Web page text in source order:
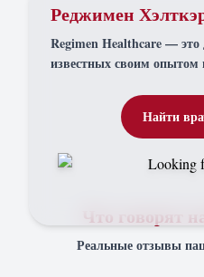
Реджимен
Regimen Healthcare —
известных своим опытом
Найти
Что говорят
Реальные отзывы